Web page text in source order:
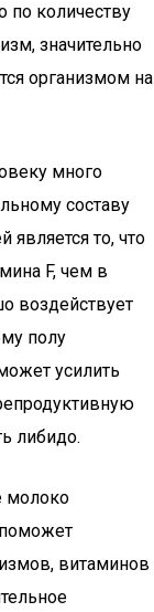
по количеству
значительно
организмом на
много
составу
является то, что
F, чем в
воздействует
полу
усилить
либидо.
молоко
витаминов